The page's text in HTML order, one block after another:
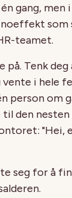
gang, men
teamet.
Tenk
i hele
person om
den nesten
"Hei,
seg for å